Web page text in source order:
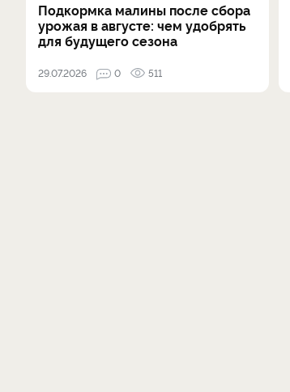
Подкормка малины после сбора
урожая в августе: чем удобрять
для будущего сезона
29.07.2026 0 511